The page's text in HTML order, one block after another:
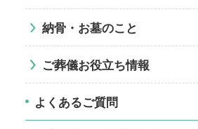
納骨・お墓のこと
ご葬儀お役立ち情報
よくあるご質問